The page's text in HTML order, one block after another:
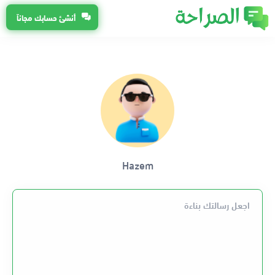
أنشئ حسابك مجاناً
Hazem